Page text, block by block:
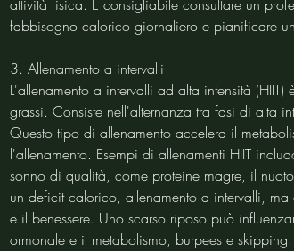
attività fisica. È consigliabile consultare un
fabbisogno calorico giornaliero e pianificare
3. Allenamento a intervalli
L'allenamento a intervalli ad alta intensità
grassi. Consiste nell'alternanza tra fasi di alta
Questo tipo di allenamento accelera il
l'allenamento. Esempi di allenamenti HIIT
sonno di qualità, come proteine magre, il
un deficit calorico, allenamento a intervalli,
e il benessere. Uno scarso riposo può
ormonale e il metabolismo, burpees e skipping.